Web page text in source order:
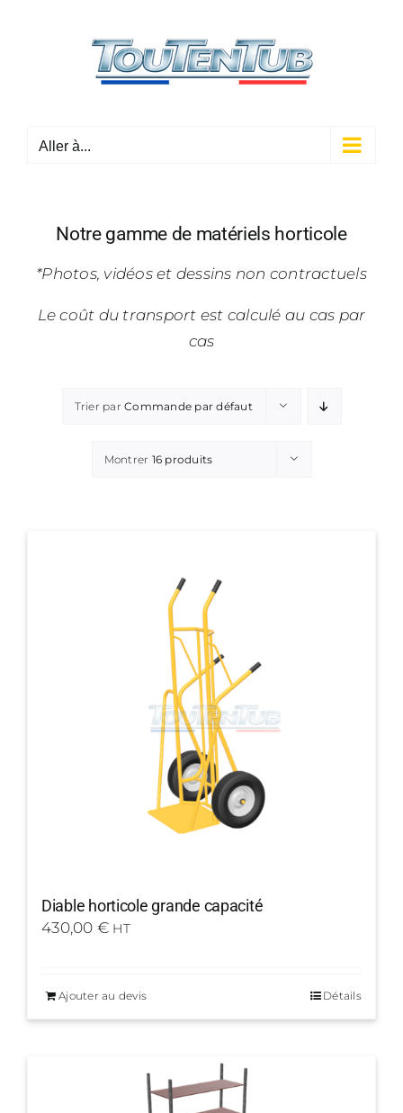
Aller à...
Notre gamme de matériels horticole
*Photos, vidéos et dessins non contractuels
Le coût du transport est calculé au cas par
cas
Trier parCommande par défaut
Montrer 16 produits
Diable horticole grande capacité
430,00 € HT
Ajouter au devis Détails